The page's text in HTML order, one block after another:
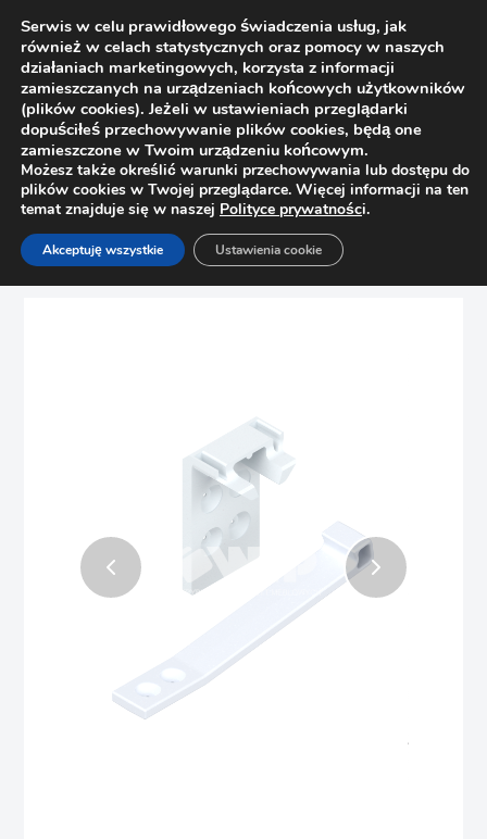
Strona główna Sklep
Szuflady
Blokada szuflady Blum 295.5600, biała
Serwis w celu prawidłowego świadczenia usług, jak
również w celach statystycznych oraz pomocy w naszych
działaniach marketingowych, korzysta z informacji
zamieszczanych na urządzeniach końcowych użytkowników
(plików cookies). Jeżeli w ustawieniach przeglądarki
dopuściłeś przechowywanie plików cookies, będą one
zamieszczone w Twoim urządzeniu końcowym.
Możesz także określić warunki przechowywania lub dostępu do
plików cookies w Twojej przeglądarce. Więcej informacji na ten
temat znajduje się w naszej Polityce prywatności.
Akceptuję wszystkie Ustawienia cookie